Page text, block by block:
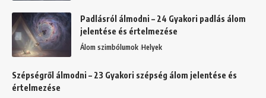
Padlásról álmodni – 24 Gyakori padlás álom
jelentése és értelmezése
Álom szimbólumok Helyek
Szépségről álmodni – 23 Gyakori szépség álom jelentése és
értelmezése